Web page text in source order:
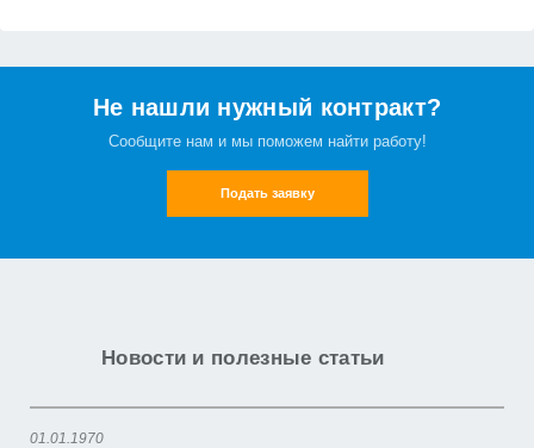
Не нашли нужный контракт?
Сообщите нам и мы поможем найти работу!
Подать заявку
Новости и полезные статьи
01.01.1970